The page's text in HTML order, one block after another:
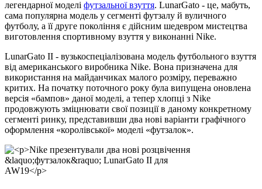
легендарної моделі футзальної взуття. LunarGato - це, мабуть,
сама популярна модель у сегменті футзалу й вуличного
футболу, а її друге покоління є дійсним шедевром мистецтва
виготовлення спортивному взуття у виконанні Nike.
LunarGato II - вузькоспеціалізована модель футбольного взуття
від американського виробника Nike. Вона призначена для
використання на майданчиках малого розміру, переважно
критих. На початку поточного року була випущена оновлена
версія «бампов» даної моделі, а тепер хлопці з Nike
продовжують зміцнювати свої позиції в даному конкретному
сегменті ринку, представивши два нові варіанти графічного
оформлення «королівської» моделі «футзалок».